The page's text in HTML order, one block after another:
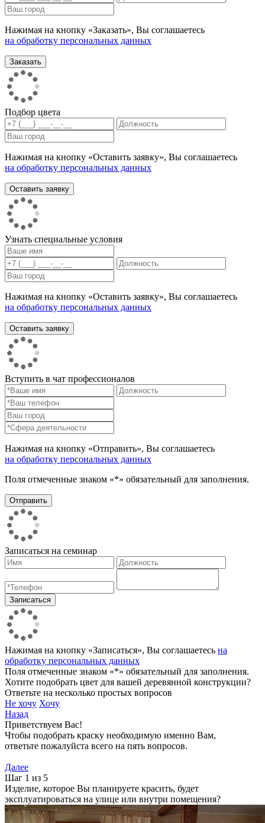
Нажимая на кнопку «Заказать», Вы соглашаетесь
на обработку персональных данных
Подбор цвета
Нажимая на кнопку «Оставить заявку», Вы соглашаетесь
на обработку персональных данных
Узнать специальные условия
Нажимая на кнопку «Оставить заявку», Вы соглашаетесь
на обработку персональных данных
Вступить в чат профессионалов
Нажимая на кнопку «Отправить», Вы соглашаетесь
на обработку персональных данных
Поля отмеченные знаком «*» обязательный для заполнения.
Записаться на семинар
Нажимая на кнопку «Записаться», Вы соглашаетесь на
обработку персональных данных
Поля отмеченные знаком «*» обязательный для заполнения.
Хотите подобрать цвет для вашей деревянной конструкции?
Ответьте на несколько простых вопросов
Не хочу Хочу
Назад
Приветствуем Вас!
Чтобы подобрать краску необходимую именно Вам,
ответьте пожалуйста всего на пять вопросов.
Далее
Шаг 1 из 5
Изделие, которое Вы планируете красить, будет
эксплуатироваться на улице или внутри помещения?